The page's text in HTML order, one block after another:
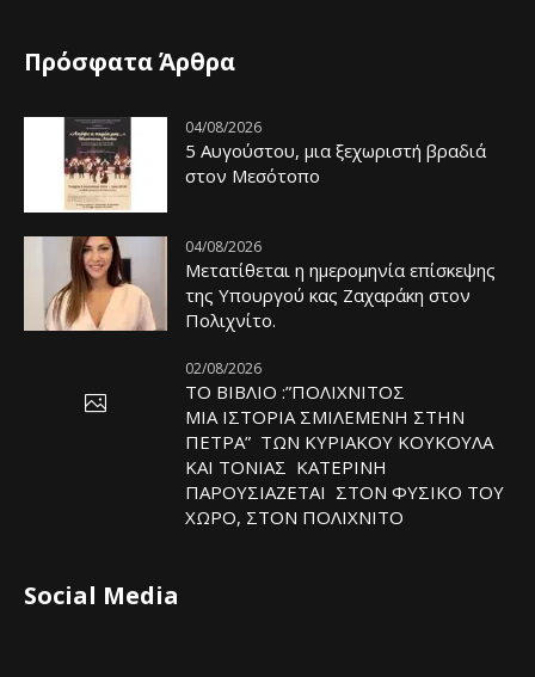
Πρόσφατα Άρθρα
04/08/2026
5 Αυγούστου, μια ξεχωριστή βραδιά
στον Μεσότοπο
04/08/2026
Μετατίθεται η ημερομηνία επίσκεψης
της Υπουργού κας Ζαχαράκη στον
Πολιχνίτο.
02/08/2026
ΤΟ ΒΙΒΛΙΟ :”ΠΟΛΙΧΝΙΤΟΣ
ΜΙΑ ΙΣΤΟΡΙΑ ΣΜΙΛΕΜΕΝΗ ΣΤΗΝ
ΠΕΤΡΑ” ΤΩΝ ΚΥΡΙΑΚΟΥ ΚΟΥΚΟΥΛΑ
ΚΑΙ ΤΟΝΙΑΣ ΚΑΤΕΡΙΝΗ
ΠΑΡΟΥΣΙΑΖΕΤΑΙ ΣΤΟΝ ΦΥΣΙΚΟ ΤOY
ΧΩΡΟ, ΣΤΟΝ ΠΟΛΙΧΝΙΤΟ
Social Media